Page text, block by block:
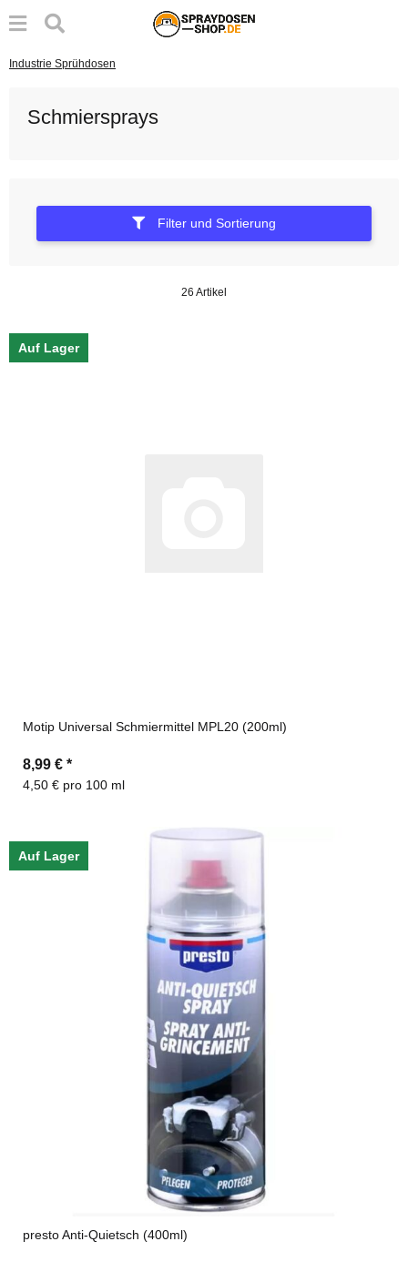
Industrie Sprühdosen
Schmiersprays
Filter und Sortierung
26 Artikel
Auf Lager
Motip Universal Schmiermittel MPL20 (200ml)
8,99 € *
4,50 € pro 100 ml
Auf Lager
presto Anti-Quietsch (400ml)